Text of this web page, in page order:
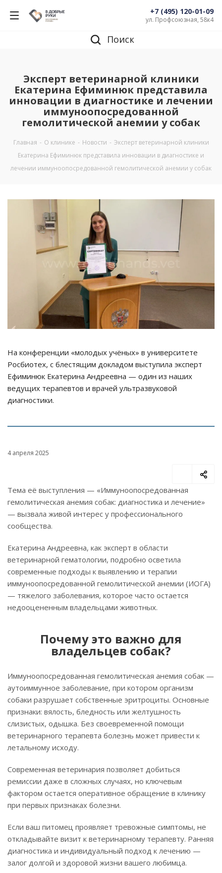
+7 (495) 120-01-09
ул. Профсоюзная, 58к4
Поиск
Эксперт ветеринарной клиники
Екатерина Ефиминюк представила
инновации в диагностике и лечении
иммуноопосредованной
гемолитической анемии у собак
Главная - О клинике - Новости - Эксперт ветеринарной клиники
Екатерина Ефиминюк представила инновации в диагностике и
лечении иммуноопосредованной гемолитической анемии у собак
На конференции «молодых учёных» в университете
Росбиотех, с блестящим докладом выступила эксперт
Ефиминюк Екатерина Андреевна — один из наших
ведущих терапевтов и врачей ультразвуковой
диагностики.
4 апреля 2025
Тема её выступления — «Иммуноопосредованная
гемолитическая анемия собак: диагностика и лечение»
— вызвала живой интерес у профессионального
сообщества.
Екатерина Андреевна, как эксперт в области
ветеринарной гематологии, подробно осветила
современные подходы к выявлению и терапии
иммуноопосредованной гемолитической анемии (ИОГА)
— тяжелого заболевания, которое часто остается
недооцененным владельцами животных.
Почему это важно для
владельцев собак?
Иммуноопосредованная гемолитическая анемия собак —
аутоиммунное заболевание, при котором организм
собаки разрушает собственные эритроциты. Основные
признаки: вялость, бледность или желтушность
слизистых, одышка. Без своевременной помощи
ветеринарного терапевта болезнь может привести к
летальному исходу.
Современная ветеринария позволяет добиться
ремиссии даже в сложных случаях, но ключевым
фактором остается оперативное обращение в клинику
при первых признаках болезни.
Если ваш питомец проявляет тревожные симптомы, не
откладывайте визит к ветеринарному терапевту. Ранняя
диагностика и индивидуальный подход к лечению —
залог долгой и здоровой жизни вашего любимца.